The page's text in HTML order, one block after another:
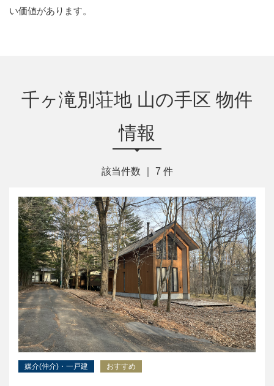
い価値があります。
千ヶ滝別荘地 山の手区 物件
情報
該当件数 ｜ 7 件
媒介(仲介)・一戸建 おすすめ